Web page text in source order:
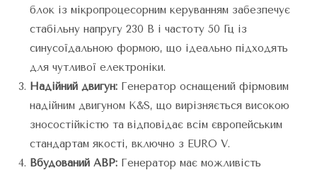
блок із мікропроцесорним керуванням забезпечує
стабільну напругу 230 В і частоту 50 Гц із
синусоїдальною формою, що ідеально підходять
для чутливої електроніки.
Надійний двигун: Генератор оснащений фірмовим
надійним двигуном K&S, що вирізняється високою
зносостійкістю та відповідає всім європейським
стандартам якості, включно з EURO V.
Вбудований АВР: Генератор має можливість